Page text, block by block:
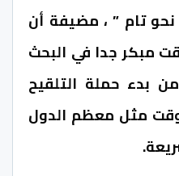
تام ” ، مضيفة أن
مبكر جدا في البحث
بدء حملة التلقيح
مثل معظم الدول